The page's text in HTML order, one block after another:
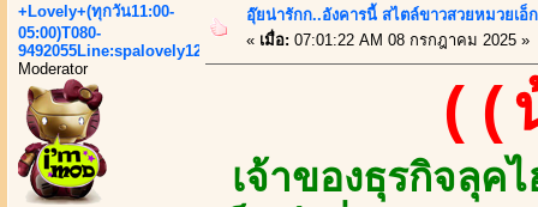
+Lovely+(ทุกวัน11:00-
05:00)T080-
9492055Line:spalovely123
Moderator
อุ๊ยน่ารักก..อังคารนี้ สไตล์ขาวสวยหมวยเอ็
« เมื่อ: 07:01:22 AM 08 กรกฎาคม 2025 »
((
เจ้าของธุรกิจลุ